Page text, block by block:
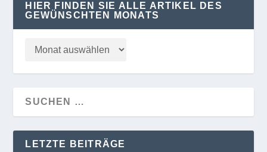
HIER FINDEN SIE ALLE ARTIKEL DES
GEWÜNSCHTEN MONATS
LETZTE BEITRÄGE